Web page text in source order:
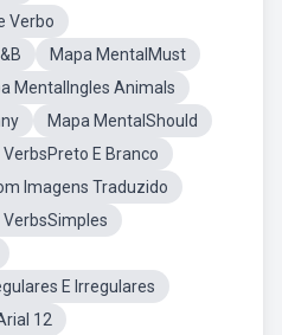
Verbo
Mapa MentalMust
MentalIngles Animals
Mapa MentalShould
E Branco
Imagens Traduzido
E Irregulares
12